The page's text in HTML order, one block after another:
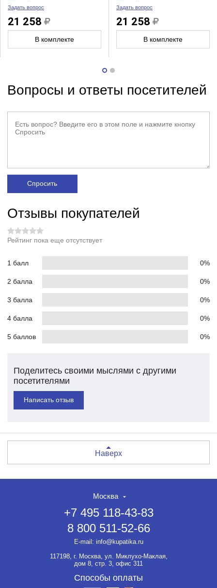
НЕТ СКИДКИ НА ТОВАР?!
ОФОРМЛЯЙТЕ ЗАКАЗ И
ВЫ ПОЛУЧИТЕ ЕЁ ДО 20%
Если товар не участвует ни в
какой акции, оформляйте
заказ и мы предоставим на
него скидку до 20%.
Задать вопрос
21 258
В комплекте
Задать вопрос
21 258
В комплекте
Вопросы и ответы посетителей
Спросить
Отзывы покупателей
Рейтинг пока еще отсутствует
1 балл 0%
2 балла 0%
3 балла 0%
4 балла 0%
5 баллов 0%
Поделитесь своими мыслями с другими
посетителями
Написать отзыв
Наверх
Москва
+7 495 118-43-83
8 800 511-52-66
E-mail: info@kupatika.ru
117198, г. Москва, ул. Миклухо-Маклая,
дом 8, стр. 3, офис 311
Способы оплаты